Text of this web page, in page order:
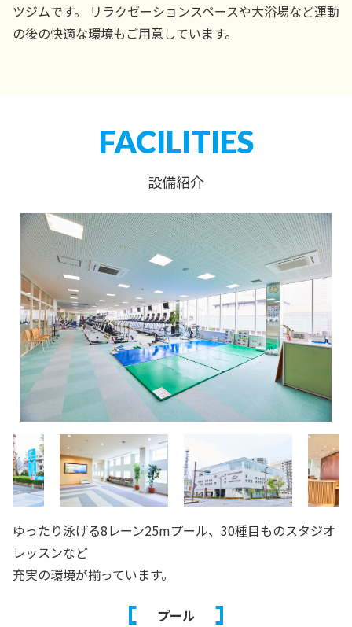
ツジムです。
リラクゼーションスペースや大浴場など運動
の後の快適な環境もご用意しています。
FACILITIES
設備紹介
ゆったり泳げる8レーン25mプール、30種目ものスタジオ
レッスンなど
充実の環境が揃っています。
プール